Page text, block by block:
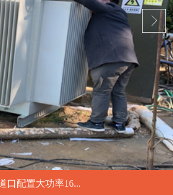
口配置大功率16...